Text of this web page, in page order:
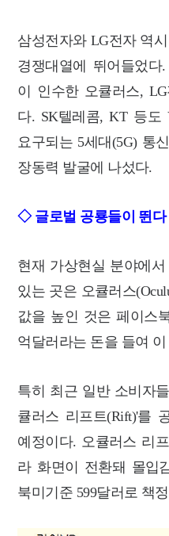
삼성전자와 LG전자 역
경쟁대열에 뛰어들었다.
이 인수한 오큘러스,
다. SK텔레콤, KT 등도
요구되는 5세대(5G) 통
장동력 발굴에 나섰다.
◇ 글로벌 공룡들이 뛴다
현재 가상현실 분야에
있는 곳은 오큘러스
값을 높인 것은 페이스
억달러라는 돈을 들여
특히 최근 일반 소비자
큘러스 리프트(Rift)'를
예정이다. 오큘러스 리
라 화면이 전환돼 몰입
북미기준 599달러로 책